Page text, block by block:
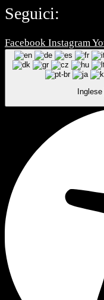
Seguici:
Facebook Instagram
Inglese